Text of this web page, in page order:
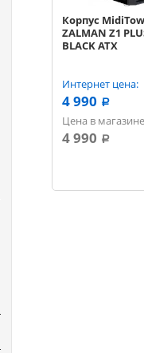
Корпус
ZALMAN Z1
BLACK ATX
Интернет цена:
4 990 a
Цена в
4 990 a